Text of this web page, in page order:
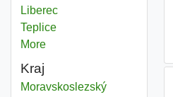
Cae
LiberecOkres
Cae
TepliceOkres
Moredistricts
Kraj
Cae
MoravskoslezskýKraj